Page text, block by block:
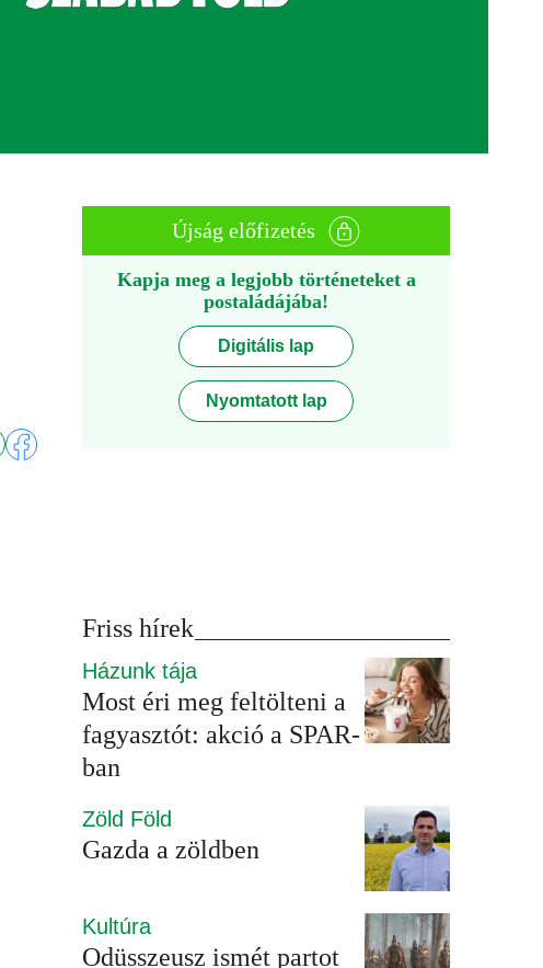
Újság előfizetés
Kapja meg a legjobb történeteket a
postaládájába!
Digitális lap
Nyomtatott lap
Friss hírek
Házunk tája
Most éri meg feltölteni a
fagyasztót: akció a SPAR-
ban
Zöld Föld
Gazda a zöldben
Kultúra
Odüsszeusz ismét partot